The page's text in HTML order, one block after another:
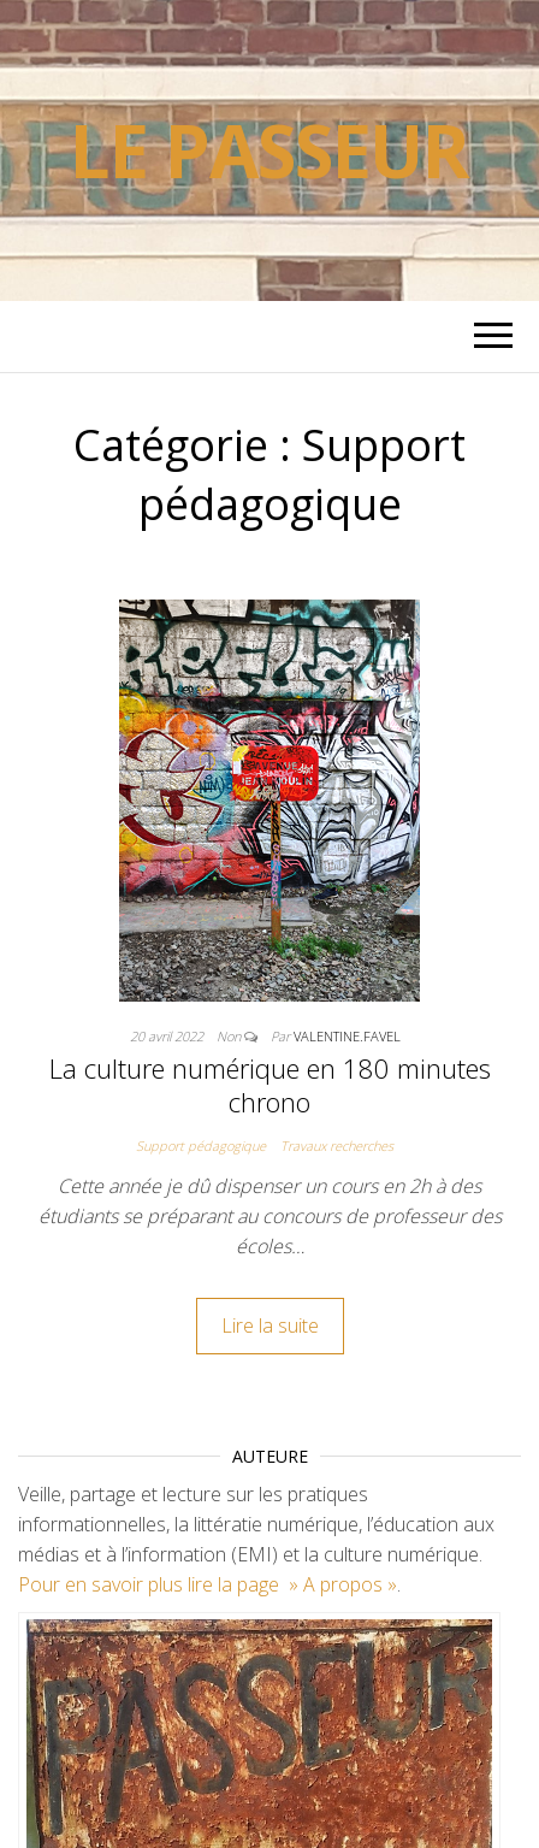
LE PASSEUR
Catégorie : Support
pédagogique
20 avril 2022 Non ParVALENTINE.FAVEL
La culture numérique en 180 minutes
chrono
Support pédagogique Travaux recherches
Cette année je dû dispenser un cours en 2h à des
étudiants se préparant au concours de professeur des
écoles…
Lire la suite
AUTEURE
Veille, partage et lecture sur les pratiques
informationnelles, la littératie numérique, l’éducation aux
médias et à l’information (EMI) et la culture numérique.
Pour en savoir plus lire la page » A propos ».